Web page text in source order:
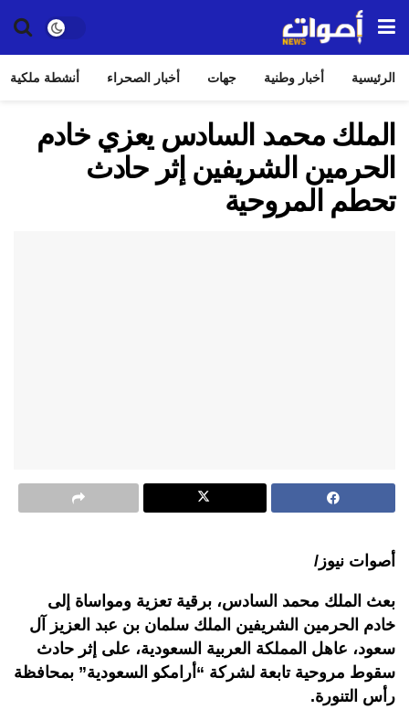
الرئيسية أخبار وطنية جهات أخبار الصحراء أنشطة ملكية
الملك محمد السادس يعزي خادم
الحرمين الشريفين إثر حادث
تحطم المروحية
أصوات نيوز/
بعث الملك محمد السادس، برقية تعزية ومواساة إلى
خادم الحرمين الشريفين الملك سلمان بن عبد العزيز آل
سعود، عاهل المملكة العربية السعودية، على إثر حادث
سقوط مروحية تابعة لشركة “أرامكو السعودية” بمحافظة
رأس التنورة.